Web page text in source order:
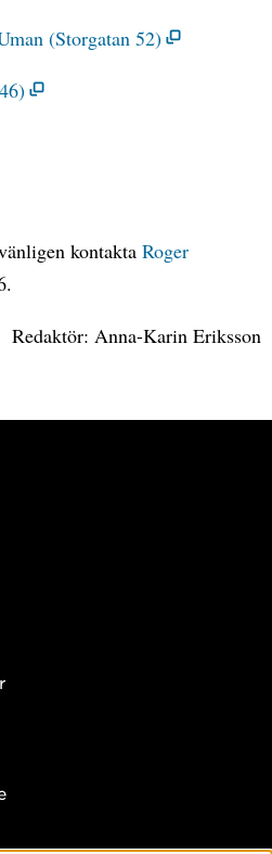
(Storgatan 52)
kontakta Roger
Redaktör: Anna-Karin Eriksson